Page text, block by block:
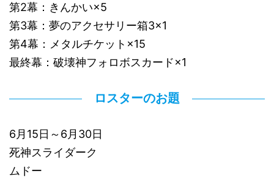
第2幕：きんかい×5
第3幕：夢のアクセサリー箱3×1
第4幕：メタルチケット×15
最終幕：破壊神フォロボスカード×1
ロスターのお題
6月15日～6月30日
死神スライダーク
ムドー